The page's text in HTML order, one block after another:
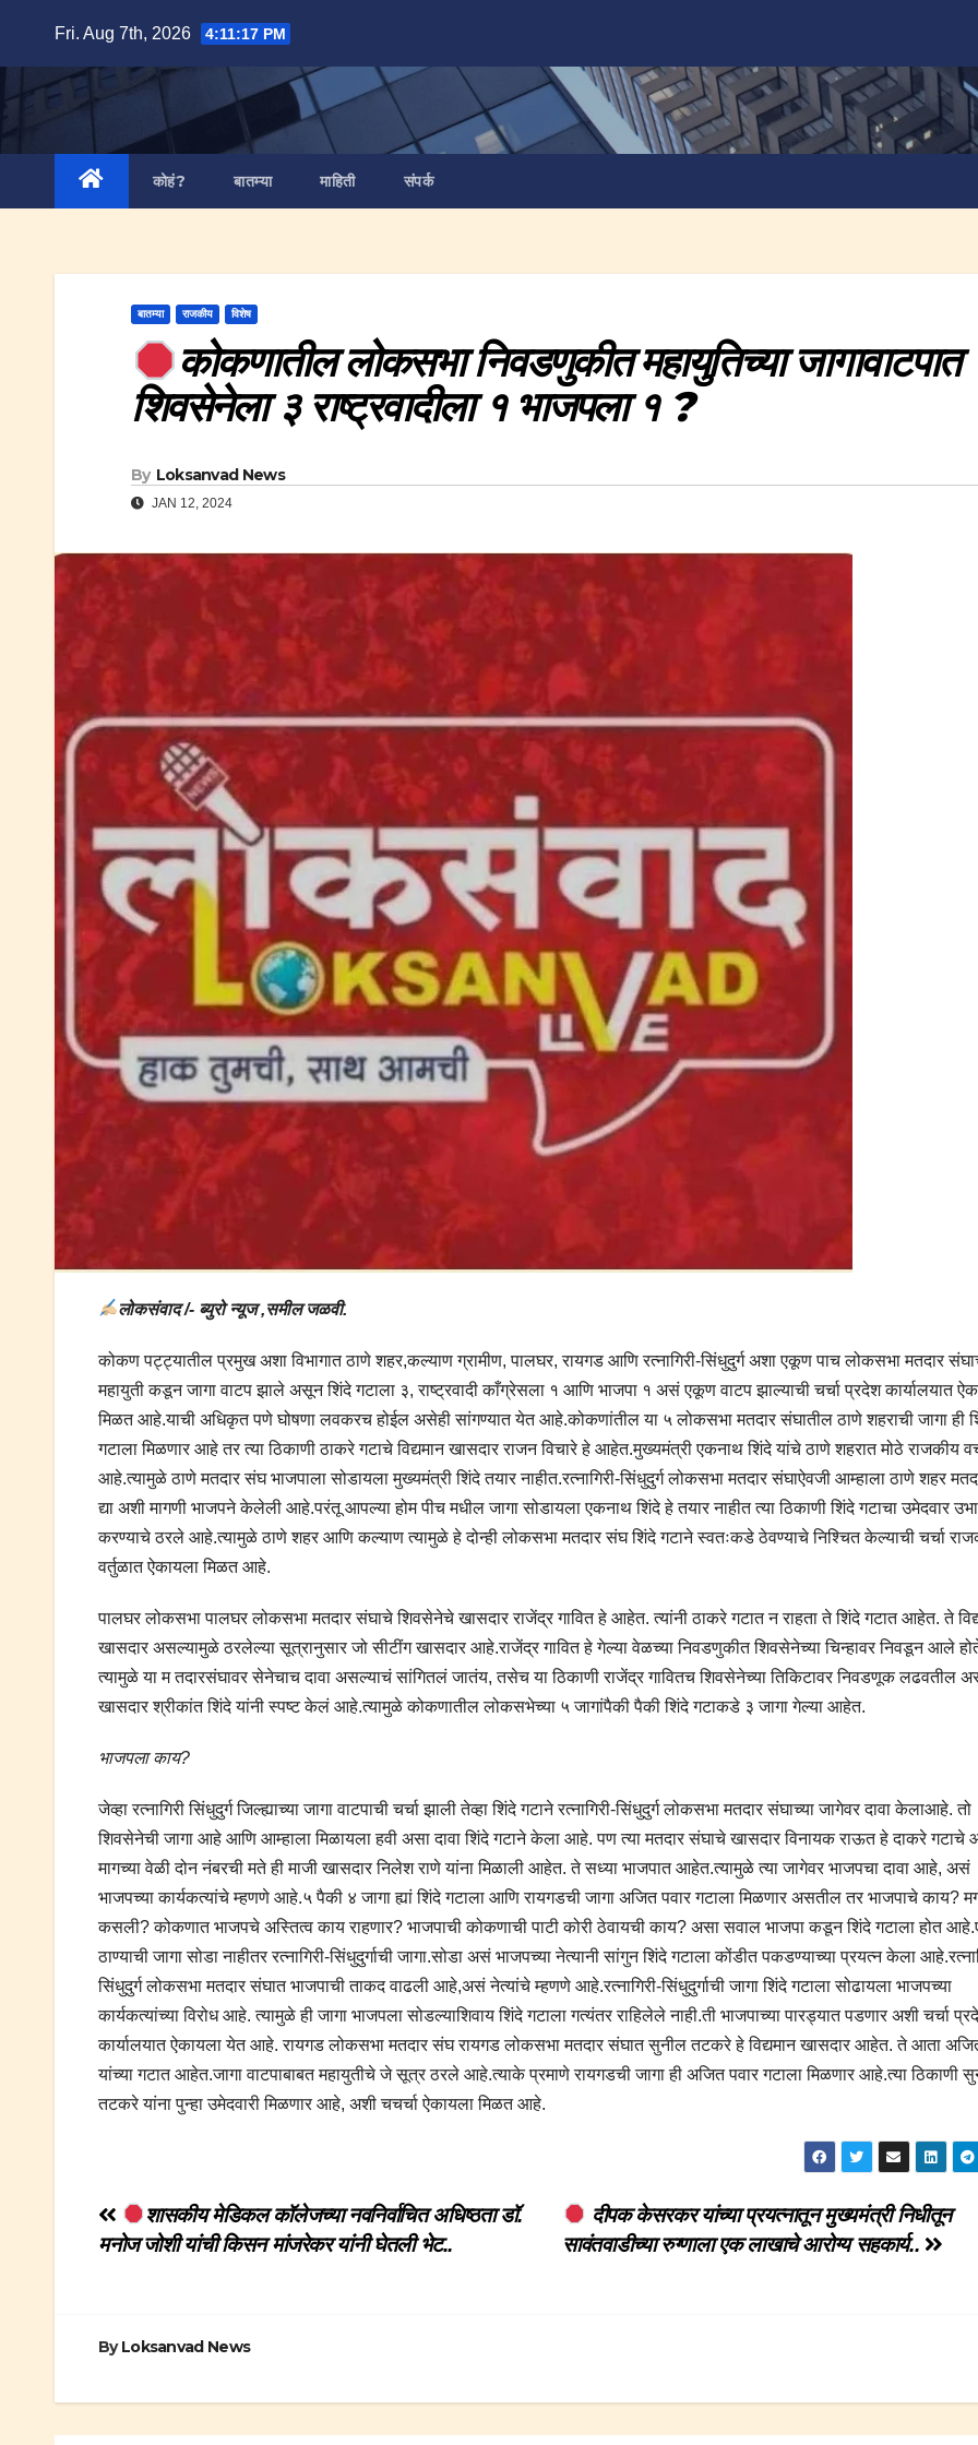
content
Fri. Aug 7th, 2026 4:11:19 PM
कोहं? बातम्या माहिती संपर्क
बातम्या राजकीय विशेष
कोकणातील लोकसभा निवडणुकीत महायुतिच्या जागावाटपात
शिवसेनेला ३ राष्ट्रवादीला १ भाजपला १ ?
By Loksanvad News
JAN 12, 2024
लोकसंवाद /- ब्युरो न्यूज ,समील जळवी.
कोकण पट्ट्यातील प्रमुख अशा विभागात ठाणे शहर,कल्याण ग्रामीण, पालघर, रायगड आणि रत्नागिरी-सिंधुदुर्ग अशा एकूण पाच लोकसभा मतदार
महायुती कडून जागा वाटप झाले असून शिंदे गटाला ३, राष्ट्रवादी काँग्रेसला १ आणि भाजपा १ असं एकूण वाटप झाल्याची चर्चा प्रदेश कार्यालयात
मिळत आहे.याची अधिकृत पणे घोषणा लवकरच होईल असेही सांगण्यात येत आहे.कोकणांतील या ५ लोकसभा मतदार संघातील ठाणे शहराची जागा ही
गटाला मिळणार आहे तर त्या ठिकाणी ठाकरे गटाचे विद्यमान खासदार राजन विचारे हे आहेत.मुख्यमंत्री एकनाथ शिंदे यांचे ठाणे शहरात मोठे राजकीय
आहे.त्यामुळे ठाणे मतदार संघ भाजपाला सोडायला मुख्यमंत्री शिंदे तयार नाहीत.रत्नागिरी-सिंधुदुर्ग लोकसभा मतदार संघाऐवजी आम्हाला ठाणे शहर
द्या अशी मागणी भाजपने केलेली आहे.परंतू आपल्या होम पीच मधील जागा सोडायला एकनाथ शिंदे हे तयार नाहीत त्या ठिकाणी शिंदे गटाचा उमेदवार उभा
करण्याचे ठरले आहे.त्यामुळे ठाणे शहर आणि कल्याण त्यामुळे हे दोन्ही लोकसभा मतदार संघ शिंदे गटाने स्वतःकडे ठेवण्याचे निश्चित केल्याची चर्चा
वर्तुळात ऐकायला मिळत आहे.
पालघर लोकसभा पालघर लोकसभा मतदार संघाचे शिवसेनेचे खासदार राजेंद्र गावित हे आहेत. त्यांनी ठाकरे गटात न राहता ते शिंदे गटात आहेत. ते
खासदार असल्यामुळे ठरलेल्या सूत्रानुसार जो सीटींग खासदार आहे.राजेंद्र गावित हे गेल्या वेळच्या निवडणुकीत शिवसेनेच्या चिन्हावर निवडून आले
त्यामुळे या म तदारसंघावर सेनेचाच दावा असल्याचं सांगितलं जातंय, तसेच या ठिकाणी राजेंद्र गावितच शिवसेनेच्या तिकिटावर निवडणूक लढवतील
खासदार श्रीकांत शिंदे यांनी स्पष्ट केलं आहे.त्यामुळे कोकणातील लोकसभेच्या ५ जागांपैकी पैकी शिंदे गटाकडे ३ जागा गेल्या आहेत.
भाजपला काय?
जेव्हा रत्नागिरी सिंधुदुर्ग जिल्ह्याच्या जागा वाटपाची चर्चा झाली तेव्हा शिंदे गटाने रत्नागिरी-सिंधुदुर्ग लोकसभा मतदार संघाच्या जागेवर दावा केलाआहे. तो
शिवसेनेची जागा आहे आणि आम्हाला मिळायला हवी असा दावा शिंदे गटाने केला आहे. पण त्या मतदार संघाचे खासदार विनायक राऊत हे दाकरे गटाचे
मागच्या वेळी दोन नंबरची मते ही माजी खासदार निलेश राणे यांना मिळाली आहेत. ते सध्या भाजपात आहेत.त्यामुळे त्या जागेवर भाजपचा दावा आहे, असं
भाजपच्या कार्यकत्यांचे म्हणणे आहे.५ पैकी ४ जागा ह्यां शिंदे गटाला आणि रायगडची जागा अजित पवार गटाला मिळणार असतील तर भाजपाचे काय?
कसली? कोकणात भाजपचे अस्तित्व काय राहणार? भाजपाची कोकणाची पाटी कोरी ठेवायची काय? असा सवाल भाजपा कडून शिंदे गटाला होत
ठाण्याची जागा सोडा नाहीतर रत्नागिरी-सिंधुदुर्गाची जागा.सोडा असं भाजपच्या नेत्यानी सांगुन शिंदे गटाला कोंडीत पकडण्याच्या प्रयत्न केला
सिंधुदुर्ग लोकसभा मतदार संघात भाजपाची ताकद वाढली आहे,असं नेत्यांचे म्हणणे आहे.रत्नागिरी-सिंधुदुर्गाची जागा शिंदे गटाला सोढायला भाजपच्या
कार्यकत्यांच्या विरोध आहे. त्यामुळे ही जागा भाजपला सोडल्याशिवाय शिंदे गटाला गत्यंतर राहिलेले नाही.ती भाजपाच्या पारड्यात पडणार अशी चर्चा
कार्यालयात ऐकायला येत आहे. रायगड लोकसभा मतदार संघ रायगड लोकसभा मतदार संघात सुनील तटकरे हे विद्यमान खासदार आहेत. ते आता
यांच्या गटात आहेत.जागा वाटपाबाबत महायुतीचे जे सूत्र ठरले आहे.त्याके प्रमाणे रायगडची जागा ही अजित पवार गटाला मिळणार आहे.त्या ठिकाणी
तटकरे यांना पुन्हा उमेदवारी मिळणार आहे, अशी चचर्चा ऐकायला मिळत आहे.
Post
navigation
दीपक केसरकर यांच्या प्रयत्नातून मुख्यमंत्री निधीतून
सावंतवाडीच्या रुग्णाला एक लाखाचे आरोग्य सहकार्य..
शासकीय मेडिकल कॉलेजच्या नवनिर्वाचित अधिष्ठता डॉ.
मनोज जोशी यांची किसन मांजरेकर यांनी घेतली भेट..
ByLoksanvad News